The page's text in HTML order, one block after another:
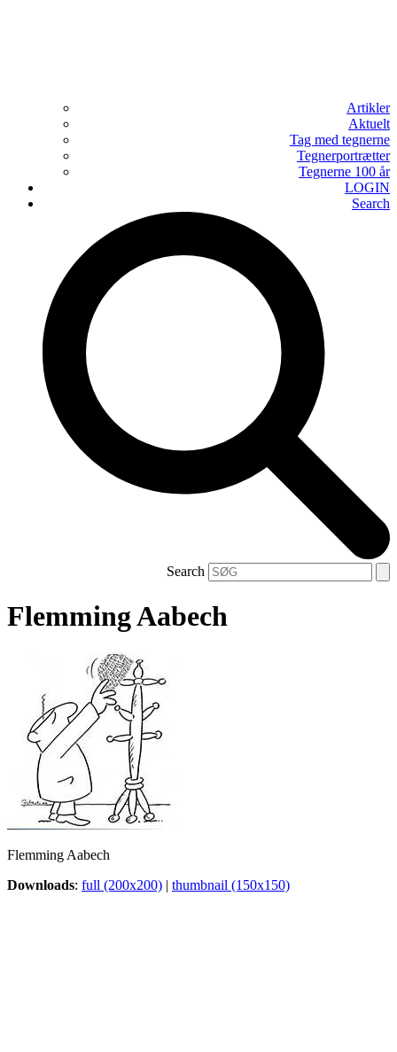
Artikler
Aktuelt
Tag med tegnerne
Tegnerportrætter
Tegnerne 100 år
LOGIN
Search
Search
Flemming Aabech
Flemming Aabech
Downloads: full (200x200) | thumbnail (150x150)